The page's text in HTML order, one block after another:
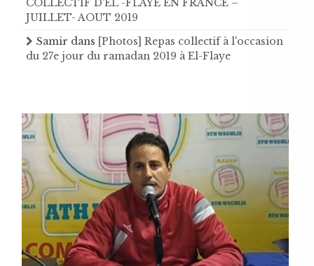
COLLECTIF D'EL -FLAYE EN FRANCE –
JUILLET- AOUT 2019
Samir dans [Photos] Repas collectif à l'occasion
du 27e jour du ramadan 2019 à El-Flaye